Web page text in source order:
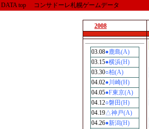
DATA top コンサドーレ札幌ゲームデータ
2008
03.08●鹿島(A)
03.15●横浜(H)
03.30○柏(A)
04.02●川崎(H)
04.05●F東京(A)
04.12○磐田(H)
04.19△神戸(A)
04.26●新潟(H)